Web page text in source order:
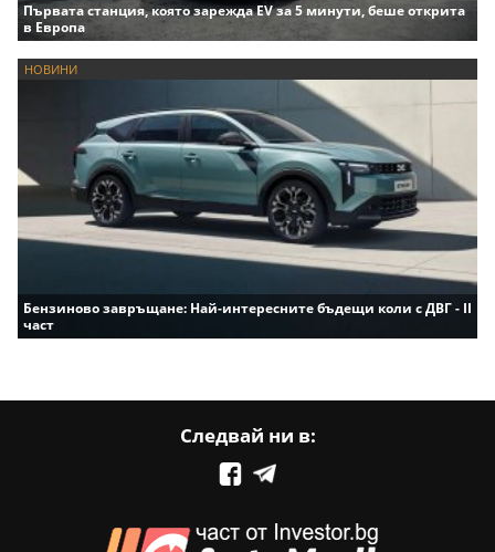
Първата станция, която зарежда EV за 5 минути, беше открита
в Европа
НОВИНИ
Бензиново завръщане: Най-интересните бъдещи коли с ДВГ - II
част
Следвай ни в: